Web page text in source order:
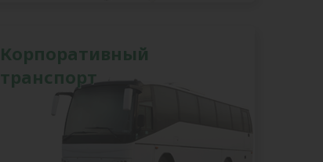
Корпоративный
транспорт